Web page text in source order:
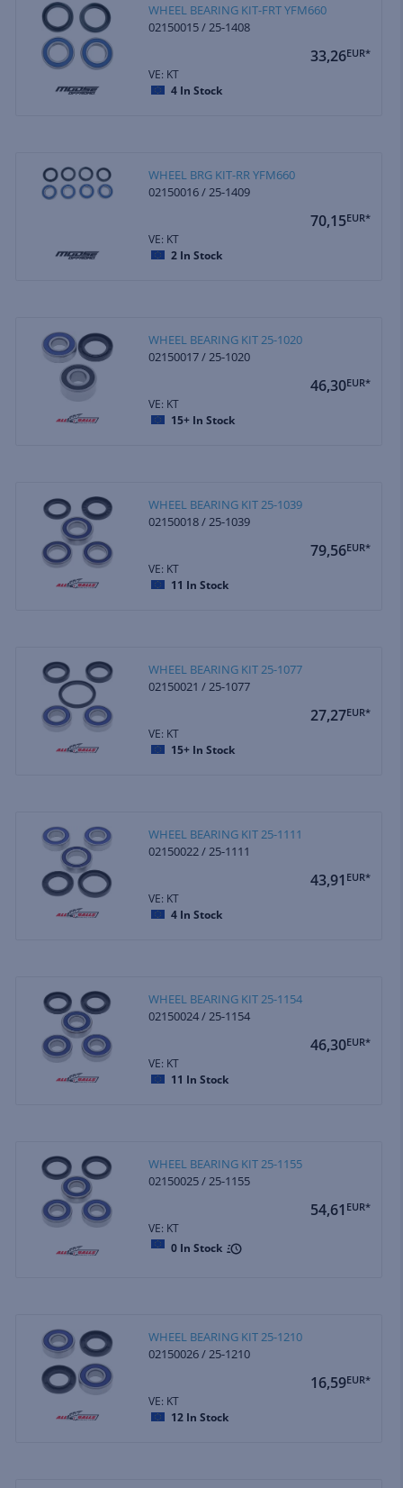
WHEEL BEARING KIT-FRT YFM660
02150015 / 25-1408
33,26EUR*
VE: KT
4 In Stock
WHEEL BRG KIT-RR YFM660
02150016 / 25-1409
70,15EUR*
VE: KT
2 In Stock
WHEEL BEARING KIT 25-1020
02150017 / 25-1020
46,30EUR*
VE: KT
15+ In Stock
WHEEL BEARING KIT 25-1039
02150018 / 25-1039
79,56EUR*
VE: KT
11 In Stock
WHEEL BEARING KIT 25-1077
02150021 / 25-1077
27,27EUR*
VE: KT
15+ In Stock
WHEEL BEARING KIT 25-1111
02150022 / 25-1111
43,91 EUR*
VE: KT
4 In Stock
WHEEL BEARING KIT 25-1154
02150024 / 25-1154
46,30EUR*
VE: KT
11 In Stock
WHEEL BEARING KIT 25-1155
02150025 / 25-1155
54,61 EUR*
VE: KT
0 In Stock
WHEEL BEARING KIT 25-1210
02150026 / 25-1210
16,59EUR*
VE: KT
12 In Stock